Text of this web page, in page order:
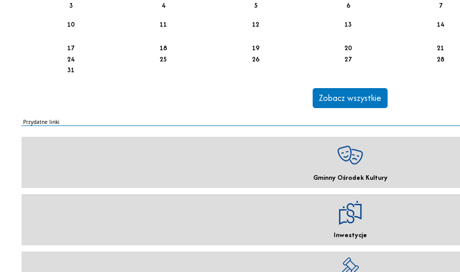
3
4 5 6 7
10
11 12 13 14
17 18 19 20 21
24
25 26 27 28
31
Zobacz wszystkie
Przydatne linki
Gminny Ośrodek Kultury
Inwestycje